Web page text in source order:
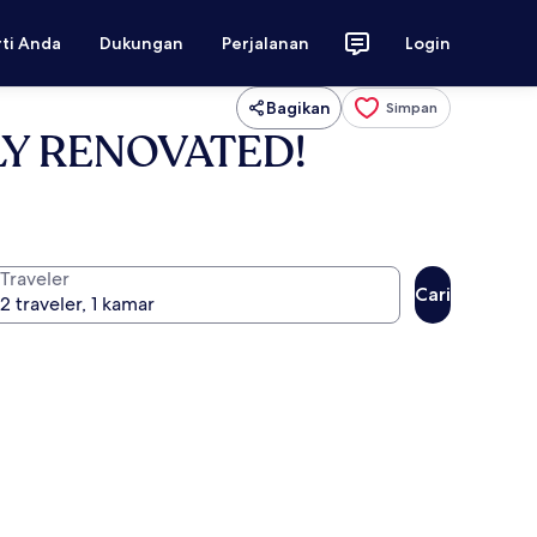
Anda Dukungan Perjalanan Login
Bagikan Simpan
RENOVATED!
Traveler
Cari